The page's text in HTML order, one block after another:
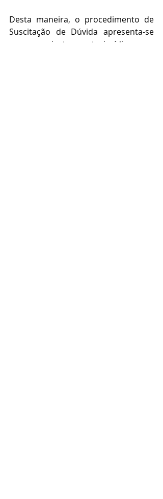
Desta maneira, o procedimento de
Suscitação de Dúvida apresenta-se
como um instrumento jurídico para